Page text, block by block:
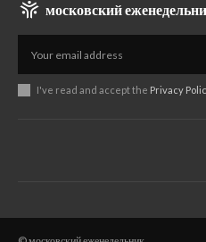
московский
I've read and accept the Privacy